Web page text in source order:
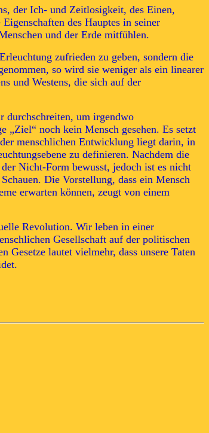
der Ich- und Zeitlosigkeit, des Einen,
des Hauptes in seiner
und der Erde mitfühlen.
zufrieden zu geben, sondern die
so wird sie weniger als ein linearer
und Westens, die sich auf der
durchschreiten, um irgendwo
„Ziel“ noch kein Mensch gesehen. Es setzt
menschlichen Entwicklung liegt darin, in
zu definieren. Nachdem die
Nicht-Form bewusst, jedoch ist es nicht
Die Vorstellung, dass ein Mensch
erwarten können, zeugt von einem
Revolution. Wir leben in einer
Gesellschaft auf der politischen
lautet vielmehr, dass unsere Taten